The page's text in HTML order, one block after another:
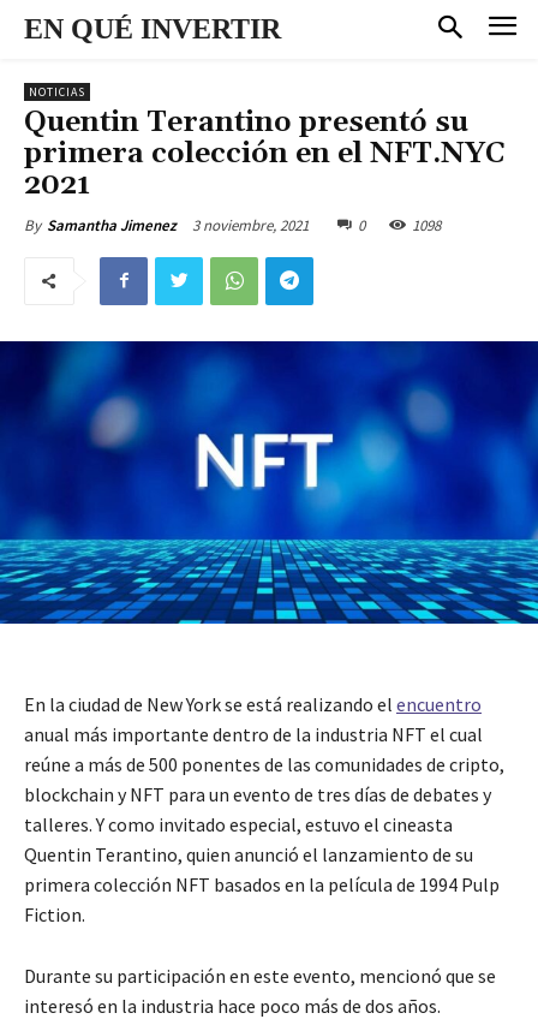
EN QUÉ INVERTIR
NOTICIAS
Quentin Terantino presentó su
primera colección en el NFT.NYC
2021
By Samantha Jimenez 3 noviembre, 2021 0 1098
En la ciudad de New York se está realizando el encuentro
anual más importante dentro de la industria NFT el cual
reúne a más de 500 ponentes de las comunidades de cripto,
blockchain y NFT para un evento de tres días de debates y
talleres. Y como invitado especial, estuvo el cineasta
Quentin Terantino, quien anunció el lanzamiento de su
primera colección NFT basados en la película de 1994 Pulp
Fiction.
Durante su participación en este evento, mencionó que se
interesó en la industria hace poco más de dos años.